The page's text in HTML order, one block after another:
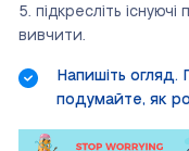
підкресліть
вивчити.
Напишіть огляд.
подумайте, як